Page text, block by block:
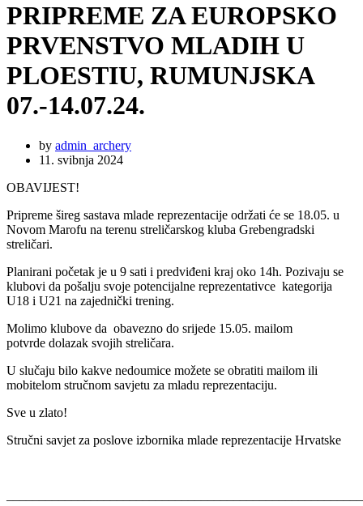
PRIPREME ZA EUROPSKO
PRVENSTVO MLADIH U
PLOESTIU, RUMUNJSKA
07.-14.07.24.
by admin_archery
11. svibnja 2024
OBAVIJEST!
Pripreme šireg sastava mlade reprezentacije održati će se 18.05. u
Novom Marofu na terenu streličarskog kluba Grebengradski
streličari.
Planirani početak je u 9 sati i predviđeni kraj oko 14h. Pozivaju se
klubovi da pošalju svoje potencijalne reprezentativce kategorija
U18 i U21 na zajednički trening.
Molimo klubove da obavezno do srijede 15.05. mailom
potvrde dolazak svojih streličara.
U slučaju bilo kakve nedoumice možete se obratiti mailom ili
mobitelom stručnom savjetu za mladu reprezentaciju.
Sve u zlato!
Stručni savjet za poslove izbornika mlade reprezentacije Hrvatske